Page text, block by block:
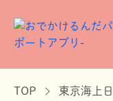
TOP 東京海上